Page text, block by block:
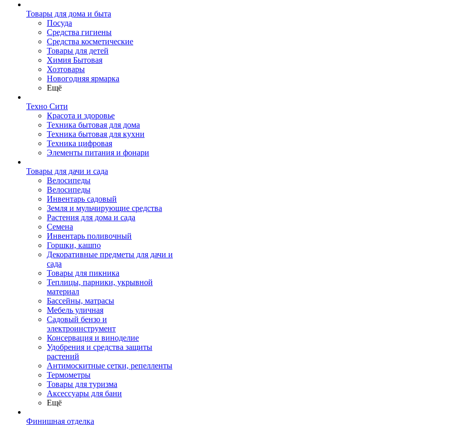
Товары для дома и быта
Посуда
Средства гигиены
Средства косметические
Товары для детей
Химия Бытовая
Хозтовары
Новогодняя ярмарка
Ещё
Техно Сити
Красота и здоровье
Техника бытовая для дома
Техника бытовая для кухни
Техника цифровая
Элементы питания и фонари
Товары для дачи и сада
Велосипеды
Велосипеды
Инвентарь садовый
Земля и мульчирующие средства
Растения для дома и сада
Семена
Инвентарь поливочный
Горшки, кашпо
Декоративные предметы для дачи и
сада
Товары для пикника
Теплицы, парники, укрывной
материал
Бассейны, матрасы
Мебель уличная
Садовый бензо и
электроинструмент
Консервация и виноделие
Удобрения и средства защиты
растений
Антимоскитные сетки, репелленты
Термометры
Товары для туризма
Аксессуары для бани
Ещё
Финишная отделка